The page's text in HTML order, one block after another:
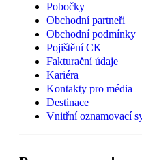
Pobočky
Obchodní partneři
Obchodní podmínky
Pojištění CK
Fakturační údaje
Kariéra
Kontakty pro média
Destinace
Vnitřní oznamovací